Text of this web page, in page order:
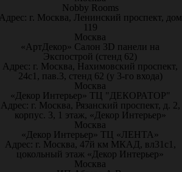
Nobby Rooms
г. Москва, Ленинский проспект, дом
119
Москва
«АртДекор» Салон 3D панели на
Экспострой (стенд 62)
Адрес: г. Москва, Нахимовский проспект,
24с1, пав.3, стенд 62 (у 3-го входа)
Москва
«Декор Интерьер» ТЦ "ДЕКОРАТОР"
Адрес: г. Москва, Рязанский проспект, д. 2,
корпус. 3, 1 этаж, «Декор Интерьер»
Москва
«Декор Интерьер» ТЦ «ЛЕНТА»
Адрес: г. Москва, 47й км МКАД, вл31с1,
цокольный этаж «Декор Интерьер»
Москва